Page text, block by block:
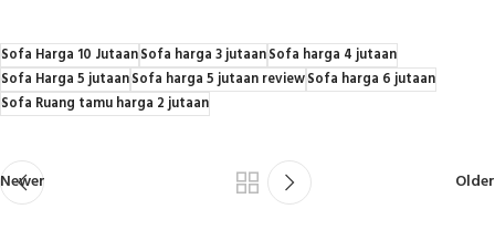
Sofa Harga 10 JutaanSofa harga 3 jutaanSofa harga 4 jutaan
Sofa Harga 5 jutaanSofa harga 5 jutaan reviewSofa harga 6 jutaan
Sofa Ruang tamu harga 2 jutaan
Newer Older